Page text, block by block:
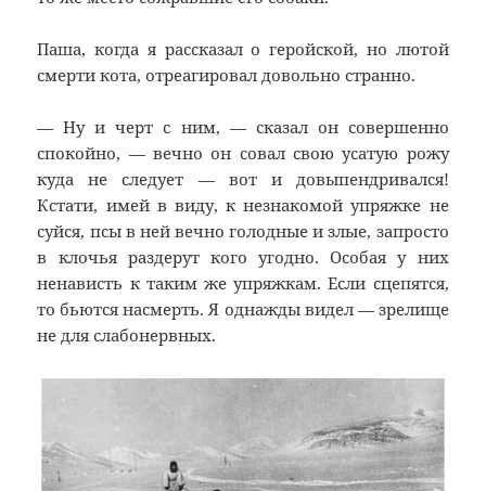
Паша, когда я рассказал о геройской, но лютой
смерти кота, отреагировал довольно странно.
— Ну и черт с ним, — сказал он совершенно
спокойно, — вечно он совал свою усатую рожу
куда не следует — вот и довыпендривался!
Кстати, имей в виду, к незнакомой упряжке не
суйся, псы в ней вечно голодные и злые, запросто
в клочья раздерут кого угодно. Особая у них
ненависть к таким же упряжкам. Если сцепятся,
то бьются насмерть. Я однажды видел — зрелище
не для слабонервных.